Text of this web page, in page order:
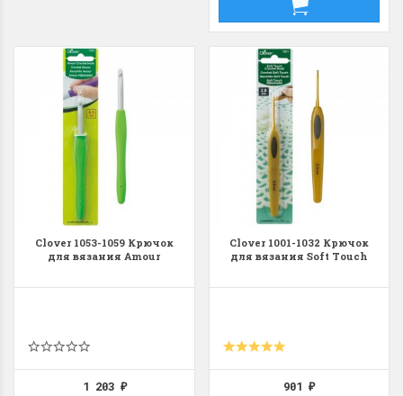
Clover 1053-1059 Крючок
для вязания Amour
1 203 ₽
Clover 1001-1032 Крючок
для вязания Soft Touch
901₽